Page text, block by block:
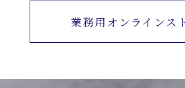
業務用オンラインス